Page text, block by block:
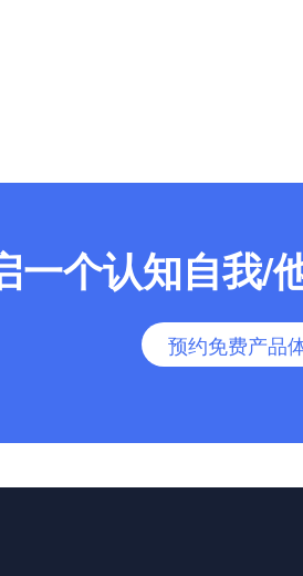
一个认知自我/
预约免费产品